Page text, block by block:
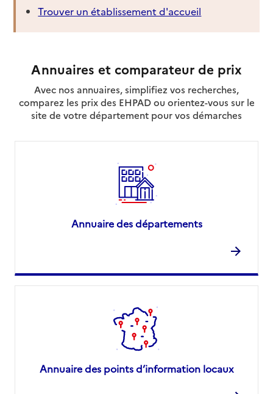
Trouver un établissement d'accueil
Annuaires et comparateur de prix
Avec nos annuaires, simplifiez vos recherches,
comparez les prix des EHPAD ou orientez-vous sur le
site de votre département pour vos démarches
Annuaire des départements
Annuaire des points d’information locaux